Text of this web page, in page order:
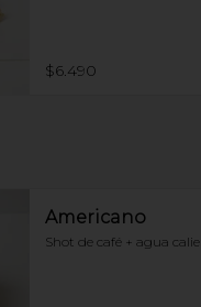
$6.490
Americano
Shot de café + agua